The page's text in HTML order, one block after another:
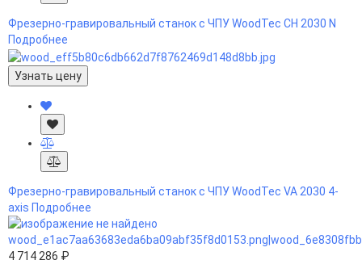
Фрезерно-гравировальный станок с ЧПУ WoodTec CH 2030 N
Подробнее
Узнать цену
Фрезерно-гравировальный станок с ЧПУ WoodTec VA 2030 4-
axis Подробнее
4 714 286 ₽